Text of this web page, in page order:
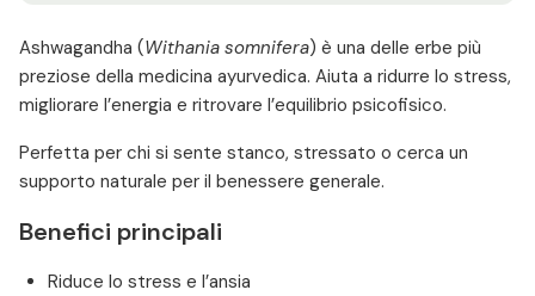
Ashwagandha (Withania somnifera) è una delle erbe più
preziose della medicina ayurvedica. Aiuta a ridurre lo stress,
migliorare l’energia e ritrovare l’equilibrio psicofisico.
Perfetta per chi si sente stanco, stressato o cerca un
supporto naturale per il benessere generale.
Benefici principali
Riduce lo stress e l’ansia